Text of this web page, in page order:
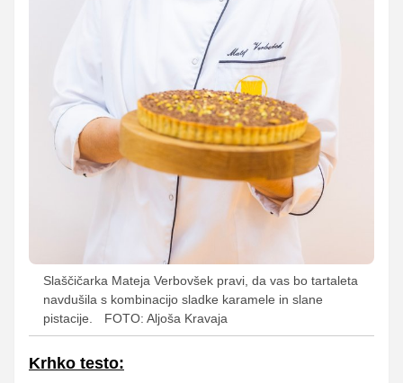
Slaščičarka Mateja Verbovšek pravi, da vas bo tartaleta
navdušila s kombinacijo sladke karamele in slane
pistacije.
FOTO: Aljoša Kravaja
Krhko testo: